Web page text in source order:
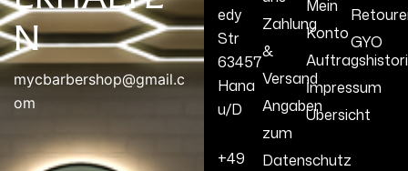
edy
Str
63457
Hana
u/D
+49
Zahlung
&
Versand
Angaben
zum
Datenschutz
Mein
Konto
İmpressum
Übersicht
GYO
N
mycbarbershop@gmail.c
om